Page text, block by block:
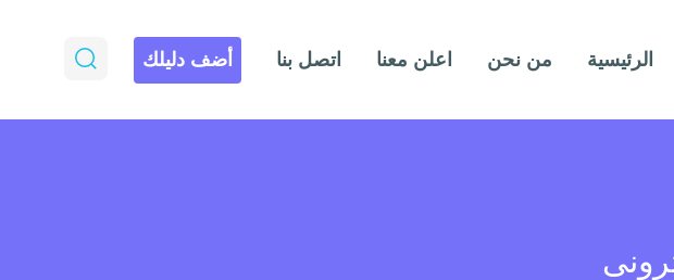
الرئيسية من نحن اعلن معنا اتصل بنا أضف دليلك